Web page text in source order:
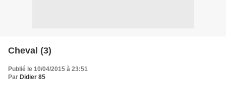
Cheval (3)
Publié le 10/04/2015 à 23:51
Par Didier 85